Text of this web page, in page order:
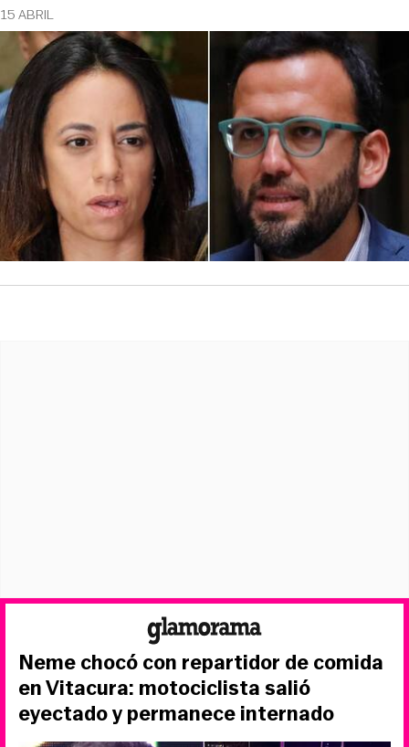
15 ABRIL
Neme chocó con repartidor de comida
en Vitacura: motociclista salió
eyectado y permanece internado